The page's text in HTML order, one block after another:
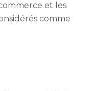
et les
comme